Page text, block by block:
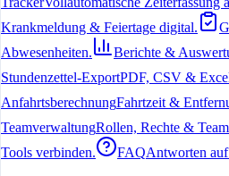
Krankmeldung & Feiertage digital.
Abwesenheiten.
Berichte &
Stundenzettel-ExportPDF, CSV &
AnfahrtsberechnungFahrtzeit &
TeamverwaltungRollen, Rechte &
Tools verbinden.
FAQAntworten
6. Juli 2026
Pflegekräfte stehen täglich vor der
Schichten und Einsätze präzise zu
Arbeitszeit Software erleichtert diesen
Warum
Zeiterfassung setzen